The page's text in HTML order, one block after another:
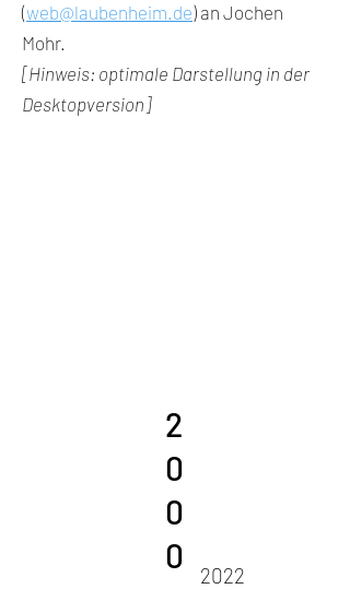
(web@laubenheim.de) an Jochen
Mohr.
[Hinweis: optimale Darstellung in der
Desktopversion]
2
0
0
0
2022